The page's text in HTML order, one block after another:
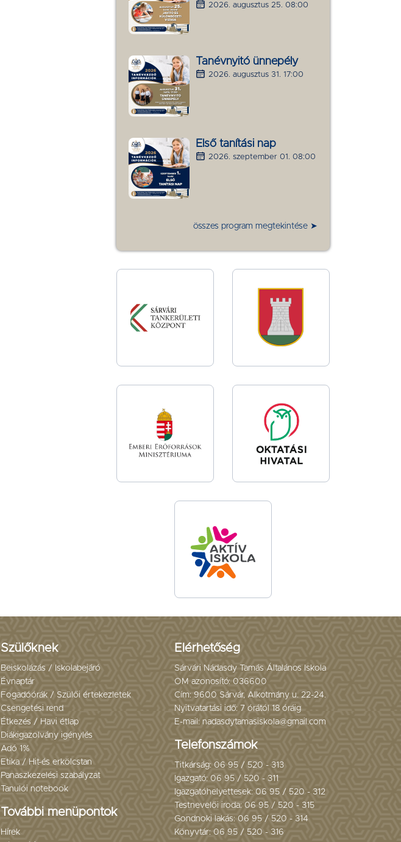
2026. augusztus 25. 08:00
Tanévnyitó ünnepély
2026. augusztus 31. 17:00
Első tanítási nap
2026. szeptember 01. 08:00
összes program megtekintése ➤
Szülőknek
Beiskolázás / Iskolabejáró
Évnaptár
Fogadóórák / Szülői értekezletek
Csengetési rend
Étkezés / Havi étlap
Diákigazolvány igénylés
Adó 1%
Etika / Hit-és erkölcstan
Panaszkezelési szabályzat
Tanulói notebook
További menüpontok
Hírek
Elérhetőség
Sárvári Nádasdy Tamás Általános Iskola
OM azonosító: 036600
Cím: 9600 Sárvár, Alkotmány u. 22-24.
Nyitvatartási idő: 7 órától 18 óráig
E-mail: nadasdytamasiskola@gmail.com
Telefonszámok
Titkárság: 06 95 / 520 - 313
Igazgató: 06 95 / 520 - 311
Igazgatóhelyettesek: 06 95 / 520 - 312
Testnevelői iroda: 06 95 / 520 - 315
Gondnoki lakás: 06 95 / 520 - 314
Könyvtár: 06 95 / 520 - 316